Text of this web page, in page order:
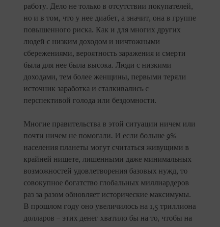
работу. Дело не только в отсутствии покупателей,
но и в том, что у нее диабет, а значит, она в группе
повышенного риска. Как и для многих других
людей с низким доходом и ничтожными
сбережениями, вероятность заражения и смерти
была для нее была высока. Люди с низкими
доходами, тем более женщины, первыми теряли
источник заработка и сталкивались с
перспективой голода или бездомности.
Многие правительства в этой ситуации ничем или
почти ничем не помогали. И если больше 9%
населения планеты могут считаться живущими в
крайней нищете, лишенными даже минимальных
возможностей удовлетворения базовых нужд, то
совокупное богатство глобальных миллиардеров
раз за разом обновляет исторические максимумы.
В прошлом году оно увеличилось на 1,5 триллиона
долларов – этих денег хватило бы на то, чтобы на